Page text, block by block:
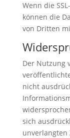
Wenn die
können die
von Dritten
Der Nutzung
nicht
sich
unverlangten